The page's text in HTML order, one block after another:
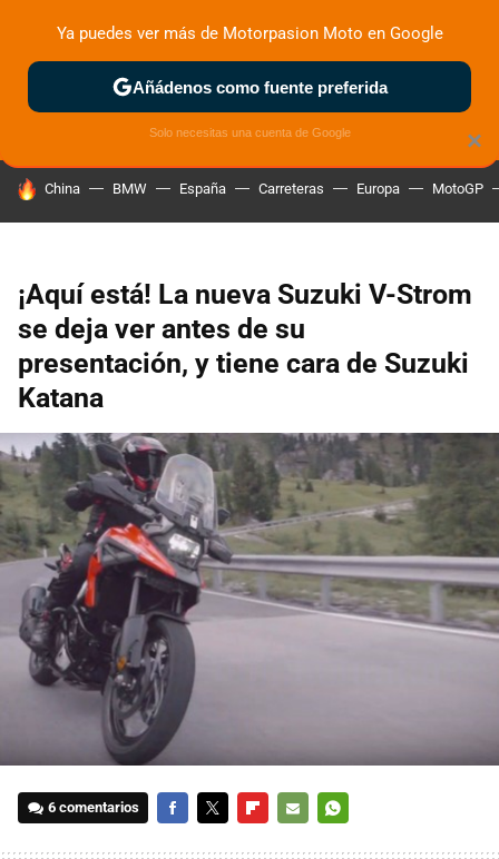
ZONA DE PRUEBAS DEPORTIVAS MOTOS ELÉCTRICAS
HOY SE HABLA DE
China BMW España Carreteras Europa MotoGP
¡Aquí está! La nueva Suzuki V-Strom
se deja ver antes de su
presentación, y tiene cara de Suzuki
Katana
6 comentarios
×
Ya puedes ver más de Motorpasion Moto en Google
Añádenos como fuente preferida
Solo necesitas una cuenta de Google